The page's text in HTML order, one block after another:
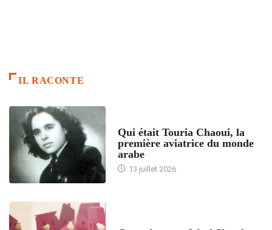
IL RACONTE
Qui était Touria Chaoui, la
première aviatrice du monde
arabe
13 juillet 2026